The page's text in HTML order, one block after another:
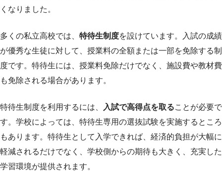
くなりました。
多くの私立高校では、 特待生制度を設けています。入試の成績
が優秀な生徒に対して、授業料の全額または一部を免除する制
度です。特待生には、授業料免除だけでなく、施設費や教材費
も免除される場合があります。
特待生制度を利用するには、 入試で高得点を取ることが必要で
す。学校によっては、特待生専用の選抜試験を実施するところ
もあります。特待生として入学できれば、経済的負担が大幅に
軽減されるだけでなく、学校側からの期待も大きく、充実した
学習環境が提供されます。